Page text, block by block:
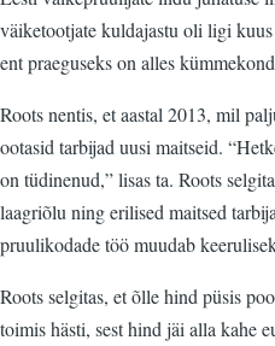
väiketootjate kuldajastu oli ligi
ent praeguseks on alles
Roots nentis, et aastal 2013, mil
ootasid tarbijad uusi maitseid.
on tüdinenud,” lisas ta. Roots
laagriõlu ning erilised maitsed
pruulikodade töö muudab
Roots selgitas, et õlle hind püsis
toimis hästi, sest hind jäi alla kahe